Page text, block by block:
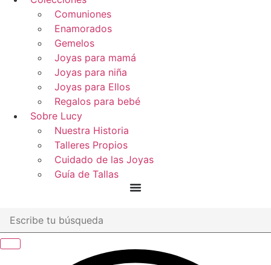
Comuniones
Enamorados
Gemelos
Joyas para mamá
Joyas para niña
Joyas para Ellos
Regalos para bebé
Sobre Lucy
Nuestra Historia
Talleres Propios
Cuidado de las Joyas
Guía de Tallas